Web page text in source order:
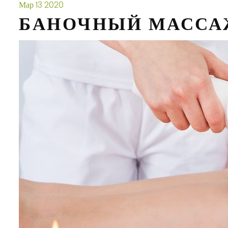
Мар13 2020
БАНОЧНЫЙ